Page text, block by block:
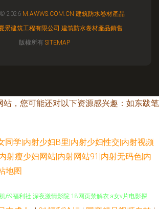
© 2026 M.AWWS.COM.CN 建筑防水卷材產品
景建筑工程有限公司 建筑防水卷材產品銷售
版權所有 SITEMAP
站，您可能还对以下资源感兴趣：如东跋笔
同学|内射少妇B里|内射少妇性交|内射视频
射瘦少妇网站|内射网站91|内射无码色|内
地图